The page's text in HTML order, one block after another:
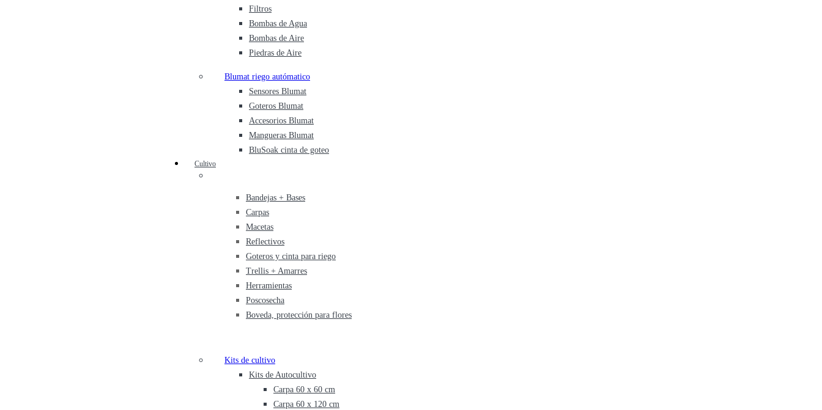
Filtros
Bombas de Agua
Bombas de Aire
Piedras de Aire
Blumat riego autómatico
Sensores Blumat
Goteros Blumat
Accesorios Blumat
Mangueras Blumat
BluSoak cinta de goteo
Cultivo
Bandejas + Bases
Carpas
Macetas
Reflectivos
Goteros y cinta para riego
Trellis + Amarres
Herramientas
Poscosecha
Boveda, protección para flores
Kits de cultivo
Kits de Autocultivo
Carpa 60 x 60 cm
Carpa 60 x 120 cm